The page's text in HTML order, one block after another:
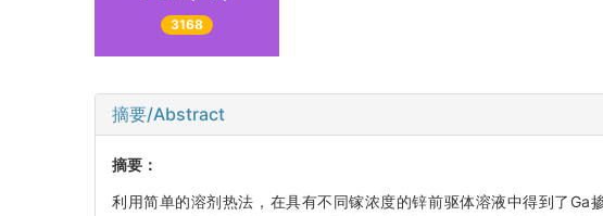
3168
摘要/Abstract
摘要：
利用简单的溶剂热法，在具有不同镓浓度的锌前驱体溶液中得到了